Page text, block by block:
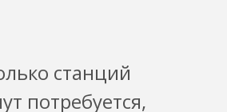
станций
потребуется,